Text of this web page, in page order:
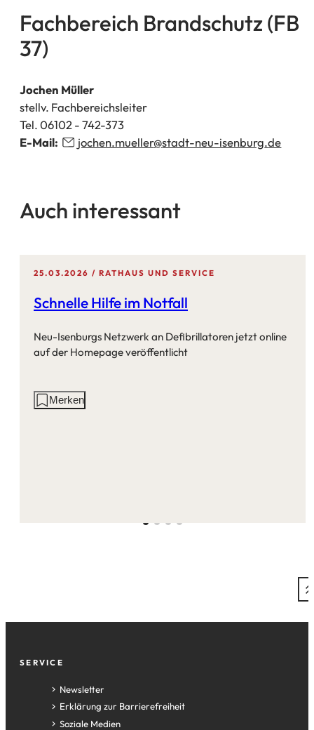
neuen
Tab)
Fachbereich Brandschutz (FB
37)
Jochen Müller
stellv. Fachbereichsleiter
Tel. 06102 - 742-373
E-Mail:
jochen.mueller stadt-neu-isenburg de
Auch interessant
25.03.2026 RATHAUS UND SERVICE
Schnelle Hilfe im Notfall
Neu-Isenburgs Netzwerk an Defibrillatoren jetzt online
auf der Homepage veröffentlicht
AktionenMerken
Fußzeile
SERVICE
Newsletter
Erklärung zur Barrierefreiheit
Soziale Medien